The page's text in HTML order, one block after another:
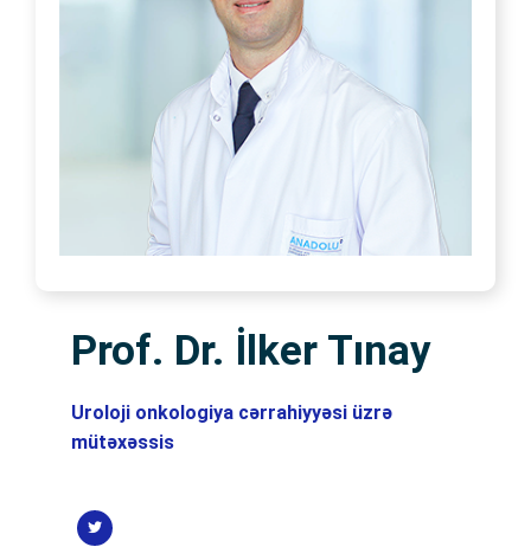
Prof. Dr. İlker Tınay
Uroloji onkologiya cərrahiyyəsi üzrə
mütəxəssis